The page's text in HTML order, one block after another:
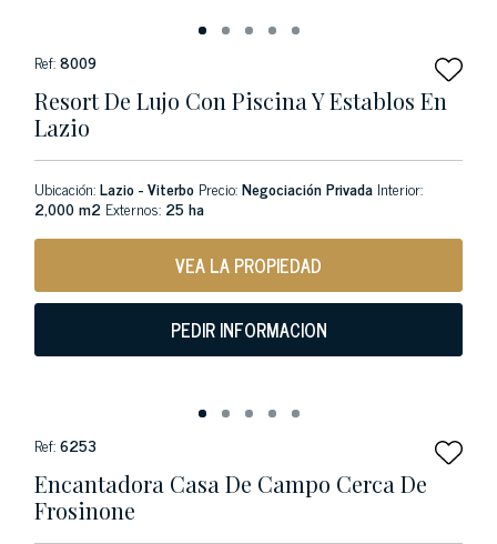
Ref:8009
Resort De Lujo Con Piscina Y Establos En
Lazio
Ubicación:Lazio - Viterbo Precio:Negociación Privada Interior:
2,000 m2 Externos: 25 ha
VEA LA PROPIEDAD
PEDIR INFORMACION
Ref:6253
Encantadora Casa De Campo Cerca De
Frosinone